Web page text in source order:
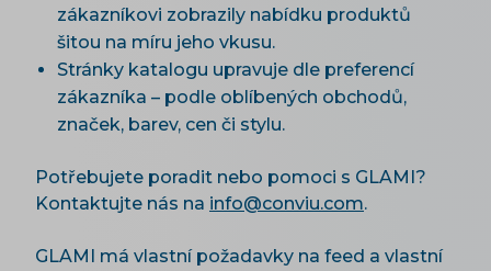
zákazníkovi zobrazily nabídku produktů
šitou na míru jeho vkusu.
Stránky katalogu upravuje dle preferencí
zákazníka – podle oblíbených obchodů,
značek, barev, cen či stylu.
Potřebujete poradit nebo pomoci s GLAMI?
Kontaktujte nás na info@conviu.com.
GLAMI má vlastní požadavky na feed a vlastní